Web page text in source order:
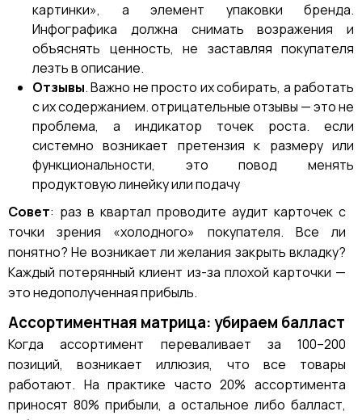
картинки», а элемент упаковки бренда.
Инфографика должна снимать возражения и
объяснять ценность, не заставляя покупателя
лезть в описание.
Отзывы. Важно не просто их собирать, а работать
с их содержанием. отрицательные отзывы — это не
проблема, а индикатор точек роста. если
системно возникает претензия к размеру или
функциональности, это повод менять
продуктовую линейку или подачу
Совет: раз в квартал проводите аудит карточек с
точки зрения «холодного» покупателя. Все ли
понятно? Не возникает ли желания закрыть вкладку?
Каждый потерянный клиент из-за плохой карточки —
это недополученная прибыль.
Ассортиментная матрица: убираем балласт
Когда ассортимент переваливает за 100–200
позиций, возникает иллюзия, что все товары
работают. На практике часто 20% ассортимента
приносят 80% прибыли, а остальное либо балласт,